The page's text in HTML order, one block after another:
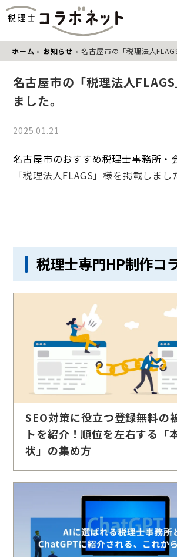
ホーム » お知らせ »名古屋市の「税理法人
名古屋市の「税理法人
ました。
2025.01.21
名古屋市のおすすめ税理士事務所・
「税理法人FLAGS」様を掲載しまし
税理士専門HP制作コ
SEO対策に役立つ登録無料の
トを紹介！順位を左右する「
状」の集め方